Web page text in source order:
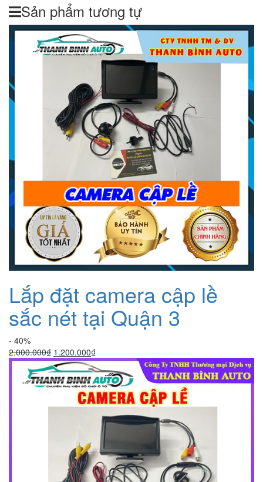
Sản phẩm tương tự
Lắp đặt camera cập lề
sắc nét tại Quận 3
- 40%
2.000.000₫ Giá
gốc
là:
2.000.000₫.
1.200.000₫Giá
hiện
tại
là:
1.200.000₫.